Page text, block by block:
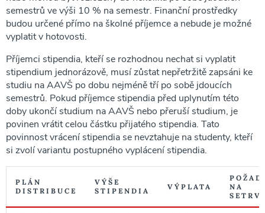
semestrů ve výši 10 % na semestr. Finanční prostředky
budou určené přímo na školné příjemce a nebude je možné
vyplatit v hotovosti.
Příjemci stipendia, kteří se rozhodnou nechat si vyplatit
stipendium jednorázově, musí zůstat nepřetržitě zapsáni ke
studiu na AAVŠ po dobu nejméně tří po sobě jdoucích
semestrů. Pokud příjemce stipendia před uplynutím této
doby ukončí studium na AAVŠ nebo přeruší studium, je
povinen vrátit celou částku přijatého stipendia. Tato
povinnost vrácení stipendia se nevztahuje na studenty, kteří
si zvolí variantu postupného vyplácení stipendia.
PLÁN
DISTRIBUCE
VÝŠE
STIPENDIA
VÝPLATA
NA